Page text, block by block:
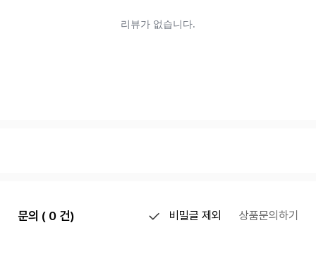
문의 ( 0 건) 비밀글 제외 상품문의하기